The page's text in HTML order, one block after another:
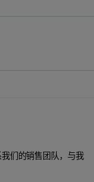
们的销售团队，与我